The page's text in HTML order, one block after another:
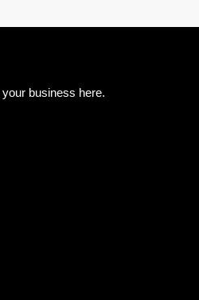
business here.